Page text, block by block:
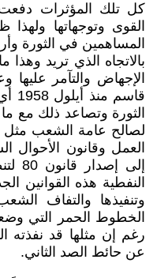
كل تلك المؤثرات
القوى وتوجهاتها
المساهمين في الثورة
بالاتجاه الذي تريد
الإجهاض والتآمر
الثورة وتصاعد ذلك مع
لصالح عامة الشعب مثل
العمل وقانون
النفطية هذه القوانين
وتنفيذها والتفاف
الخطوط الحمر التي
رغم إن مثلها قد نفذته
عن حائط الصد الثاني.